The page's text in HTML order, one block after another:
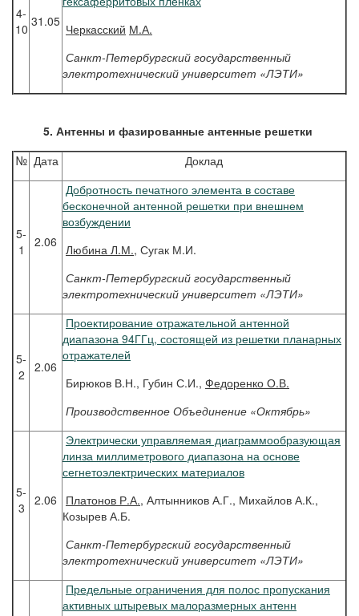
4-
10 31.05 Черкасский М.А.
Санкт-Петербургский государственный
электротехнический университет «ЛЭТИ»
5. Антенны и фазированные антенные решетки
№ Дата Доклад
5-
1
2.06
Добротность печатного элемента в составе
бесконечной антенной решетки при внешнем
возбуждении
Любина Л.М., Сугак М.И.
Санкт-Петербургский государственный
электротехнический университет «ЛЭТИ»
5-
2
2.06
Проектирование отражательной антенной
диапазона 94ГГц, состоящей из решетки планарных
отражателей
Бирюков В.Н., Губин С.И., Федоренко О.В.
Производственное Объединение «Октябрь»
5-
3
2.06
Электрически управляемая диаграммообразующая
линза миллиметрового диапазона на основе
сегнетоэлектрических материалов
Платонов Р.А., Алтынников А.Г., Михайлов А.К.,
Козырев А.Б.
Санкт-Петербургский государственный
электротехнический университет «ЛЭТИ»
Предельные ограничения для полос пропускания
активных штыревых малоразмерных антенн